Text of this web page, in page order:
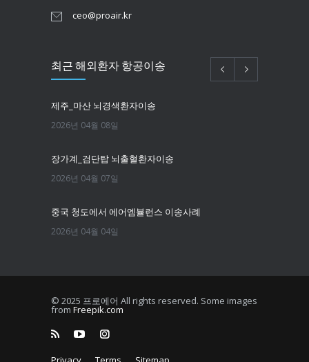
ceo@proair.kr
최근 해외환자 항공이송
제주_마산 뇌경색환자이송
2026년 04월 08일
장가계_검단탑 뇌출혈환자이송
2026년 04월 07일
중국 청도에서 에어엠뷸런스 이송사례
2026년 04월 04일
한국에서 뉴욕까지 치매환자 이송
2026년 03월 16일
© 2025 프로에어 All rights reserved. Some images
from Freepik.com